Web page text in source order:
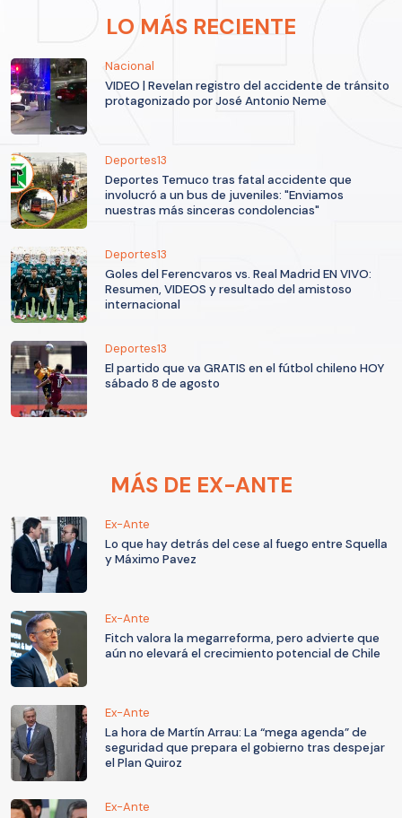
LO MÁS RECIENTE
Nacional
VIDEO | Revelan registro del accidente de tránsito
protagonizado por José Antonio Neme
Deportes13
Deportes Temuco tras fatal accidente que
involucró a un bus de juveniles: "Enviamos
nuestras más sinceras condolencias"
Deportes13
Goles del Ferencvaros vs. Real Madrid EN VIVO:
Resumen, VIDEOS y resultado del amistoso
internacional
Deportes13
El partido que va GRATIS en el fútbol chileno HOY
sábado 8 de agosto
MÁS DE EX-ANTE
Ex-Ante
Lo que hay detrás del cese al fuego entre Squella
y Máximo Pavez
Ex-Ante
Fitch valora la megarreforma, pero advierte que
aún no elevará el crecimiento potencial de Chile
Ex-Ante
La hora de Martín Arrau: La “mega agenda” de
seguridad que prepara el gobierno tras despejar
el Plan Quiroz
Ex-Ante